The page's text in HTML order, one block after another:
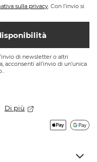
sulla privacy. Con l’invio si
di newsletter o altri
all’invio di un’unica
Di più